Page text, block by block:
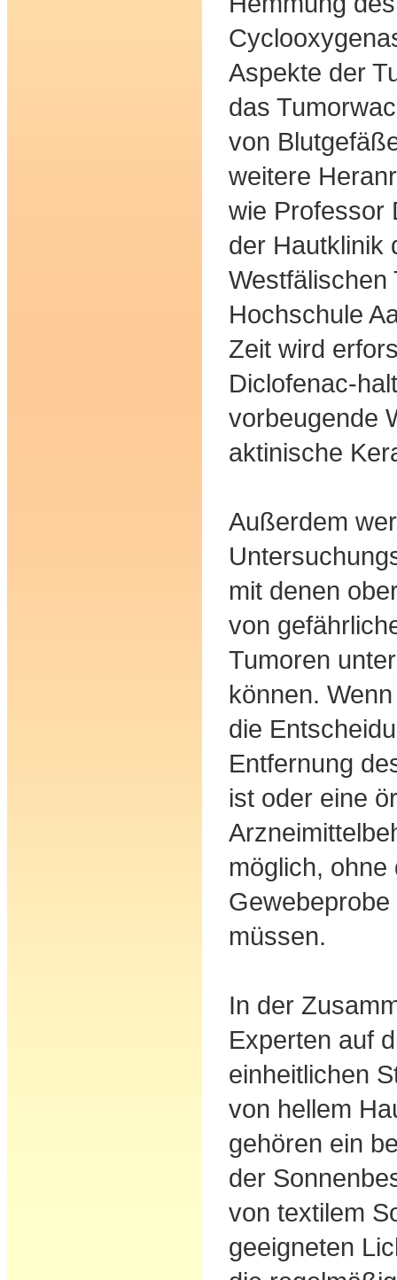
Aspekte der
das
von
weitere
wie Professor
der Hautklinik
Westfälischen
Hochschule
Zeit wird
Diclofenac-
vorbeugende
aktinische
Außerdem
mit denen
von
Tumoren
können.
die
Entfernung
ist oder eine
möglich, ohne
müssen.
In der
Experten auf
einheitlichen
von hellem
gehören ein
der
von textilem
geeigneten